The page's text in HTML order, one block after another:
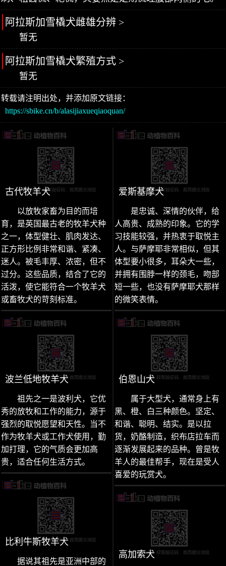
阿拉斯加雪橇犬雌雄分辨 >
暂无
阿拉斯加雪橇犬繁殖方式 >
暂无
转载请注明出处，并添加原文链接：
https://sbike.cn/b/alasijiaxueqiaoquan/
古代牧羊犬
以放牧家畜为目的而培
育，是英国最古老的牧羊犬种
之一，体型健壮、肌肉发达、
正方形比例非常和谐、紧凑、
迷人。被毛丰厚、浓密，但不
过分。这些品质，结合了它的
活泼，使它能符合一个牧羊犬
或畜牧犬的苛刻标准。
波兰低地牧羊犬
祖先之一是波利犬，它优
秀的放牧和工作的能力，源于
强烈的取悦愿望和天性。当不
作为牧羊犬或工作犬使用，勤
加打理，它的气质会更加高
贵，适合任何生活方式。
比利牛斯牧羊犬
据说其祖先是亚洲中部的
爱斯基摩犬
是忠诚、深情的伙伴，给
人高贵、成熟的印象。它的学
习技能较强，并热衷于取悦主
人。与萨摩耶非常相似，但其
体型要小很多，耳朵大一些，
并拥有围脖一样的颈毛，吻部
短一些，也没有萨摩耶犬那样
的微笑表情。
伯恩山犬
属于大型犬，通常身上有
黑、橙、白三种颜色。坚定、
和谐、聪明、结实。是以拉
货，奶酪制造，织布店拉车而
逐渐发展起来的品种。曾是牧
羊人的最佳帮手，现在是受人
喜爱的玩赏犬。
高加索犬